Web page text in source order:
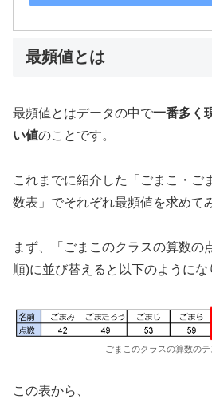
最頻値とは
最頻値とはデータの中で一番多く
い値のことです。
これまでに紹介した「ごまこ・ご
数表」でそれぞれ最頻値を求めて
まず、「ごまこのクラスの算数の
順)に並び替えると以下のようにな
ごまこのクラスの算数の
この表から、